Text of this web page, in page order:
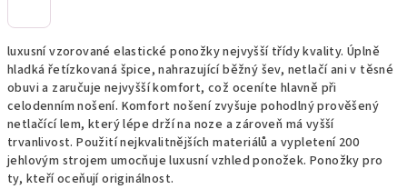
luxusní vzorované elastické ponožky nejvyšší třídy kvality. Úplně
hladká řetízkovaná špice, nahrazující běžný šev, netlačí ani v těsné
obuvi a zaručuje nejvyšší komfort, což oceníte hlavně při
celodenním nošení. Komfort nošení zvyšuje pohodlný prověšený
netlačící lem, který lépe drží na noze a zároveň má vyšší
trvanlivost. Použití nejkvalitnějších materiálů a vypletení 200
jehlovým strojem umocňuje luxusní vzhled ponožek. Ponožky pro
ty, kteří oceňují originálnost.